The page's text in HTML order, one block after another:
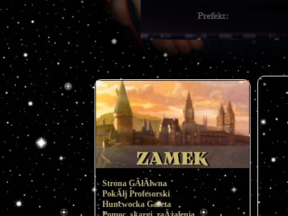
Strona GÂłĂłwna
PokĂłj Profesorski
Huncwocka Gazeta